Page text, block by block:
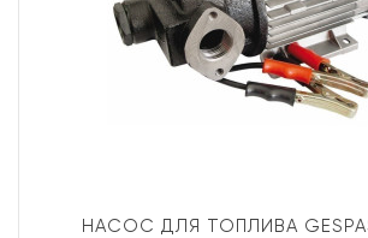
НАСОС ДЛЯ ТОПЛИВА